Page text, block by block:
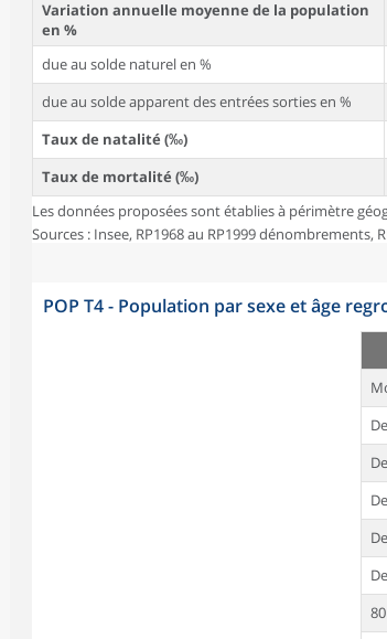
Variation annuelle moyenne de la population
en %
due au solde naturel en %
due au solde apparent des entrées sorties en %
Taux de natalité (‰)
Taux de mortalité (‰)
Les données proposées sont établies à périmètre
Sources : Insee, RP1968 au RP1999 dénombrements,
POP T4 - Population par sexe et âge